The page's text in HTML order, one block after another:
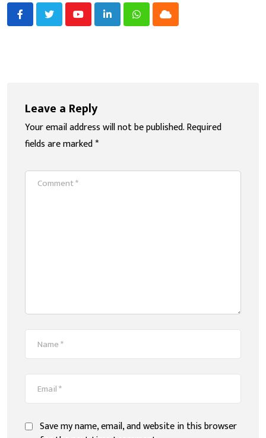
YoutubeLinkedInWhatsappCloud
Leave a Reply
Your email address will not be published.Required
fields are marked*
Save my name, email, and website in this browser